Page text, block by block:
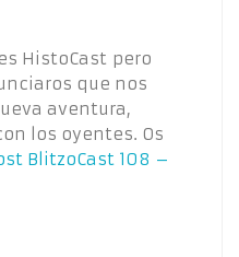
HistoCast pero
que nos
aventura,
los oyentes. Os
BlitzoCast 108 –